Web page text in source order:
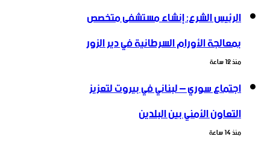
الرئيس الشرع: إنشاء ‌‏مستشفى متخصص
بمعالجة الأورام السرطانية في دير الزور
منذ 12 ساعة
اجتماع سوري – لبناني في بيروت لتعزيز
التعاون ‏الأمني ‏بين البلدين
منذ 14 ساعة